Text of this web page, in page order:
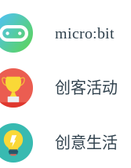
micro:bit
创客活动
创意生活